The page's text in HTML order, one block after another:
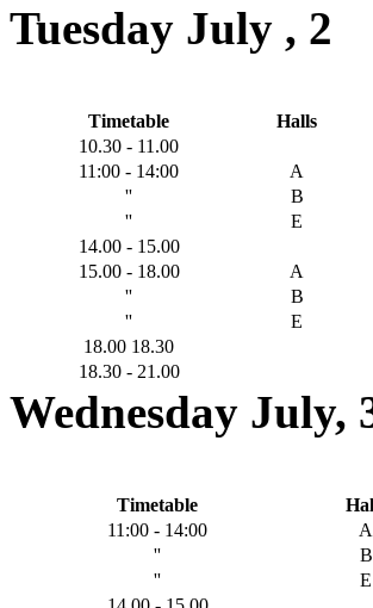
Tuesday July , 2
Timetable Halls
10.30 - 11.00
11:00 - 14:00
A
''
B
''
E
14.00 - 15.00
15.00 - 18.00
A
''
B
''
E
18.00 18.30
18.30 - 21.00
Wednesday July,
Timetable
11:00 - 14:00
A
''
B
''
E